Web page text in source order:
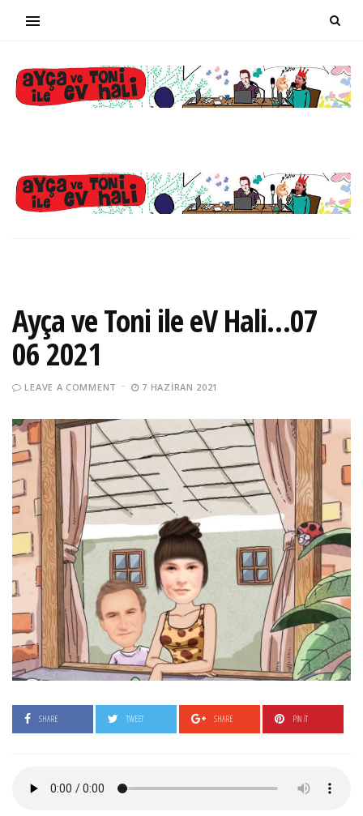
Ayça ve Toni ile eV Hali…07
06 2021
LEAVE A COMMENT 7 HAZIRAN 2021
SHARE TWEET SHARE PIN IT